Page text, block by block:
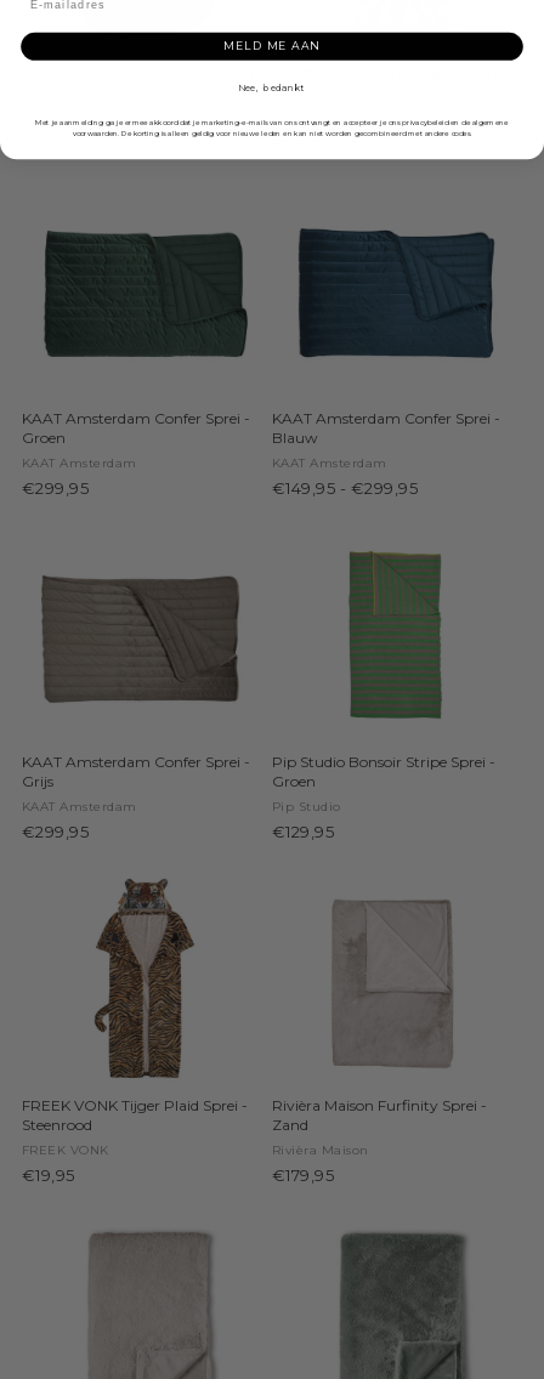
KAAT Amsterdam
- Groen
KAAT Amsterdam
KAAT Amsterdam Confer Sprei -
Groen
KAAT Amsterdam
€299,95
KAAT Amsterdam Confer Sprei -
Blauw
KAAT Amsterdam
€149,95 - €299,95
KAAT Amsterdam Confer Sprei -
Grijs
KAAT Amsterdam
€299,95
Pip Studio Bonsoir Stripe Sprei -
Groen
Pip Studio
€129,95
FREEK VONK Tijger Plaid Sprei -
Steenrood
FREEK VONK
€19,95
Rivièra Maison Furfinity Sprei -
Zand
Rivièra Maison
€179,95
MELD ME AAN
Nee, bedankt
Met je aanmelding ga je ermee akkoord dat je marketing-e-mails van ons ontvangt en accepteer je ons privacybeleid en de algemene
voorwaarden. De korting is alleen geldig voor nieuwe leden en kan niet worden gecombineerd met andere codes.